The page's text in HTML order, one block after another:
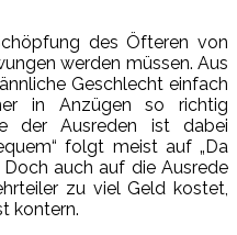
des Öfteren von
werden müssen. Aus
Geschlecht einfach
in Anzügen so richtig
der Ausreden ist dabei
folgt meist auf „Da
Doch auch auf die Ausrede
zu viel Geld kostet,
kontern.